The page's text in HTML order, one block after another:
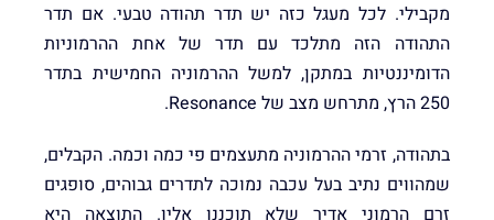
מקבילי. לכל מעגל כזה יש תדר תהודה טבעי. אם תדר
התהודה הזה מתלכד עם תדר של אחת ההרמוניות
הדומיננטיות במתקן, למשל ההרמוניה החמישית בתדר
250 הרץ, מתרחש מצב של Resonance.
בתהודה, זרמי ההרמוניה מתעצמים פי כמה וכמה. הקבלים,
שמהווים נתיב בעל עכבה נמוכה לתדרים גבוהים, סופגים
זרם הרמוני אדיר שלא תוכננו אליו. התוצאה היא